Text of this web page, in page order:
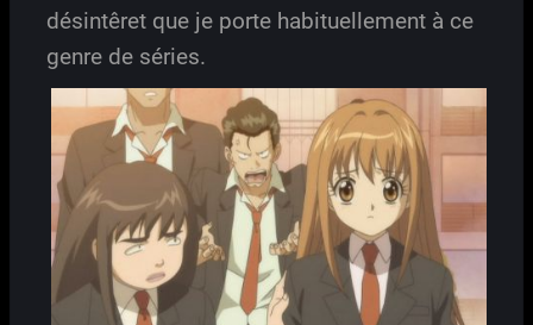
désintêret que je porte habituellement à ce
genre de séries.